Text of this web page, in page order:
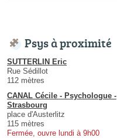
Psys à proximité
SUTTERLIN Eric
Rue Sédillot
112 mètres
CANAL Cécile - Psychologue -
Strasbourg
place d'Austerlitz
115 mètres
Fermée, ouvre lundi à 9h00